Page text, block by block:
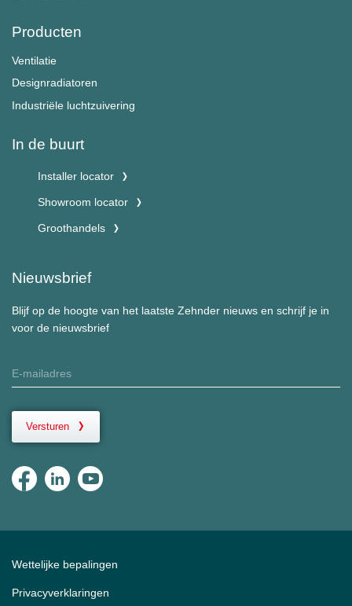
Producten
Ventilatie
Designradiatoren
Industriële luchtzuivering
In de buurt
Installer locator
Showroom locator
Groothandels
Nieuwsbrief
Blijf op de hoogte van het laatste Zehnder nieuws en schrijf je in
voor de nieuwsbrief
Versturen
Wettelijke bepalingen
Privacyverklaringen